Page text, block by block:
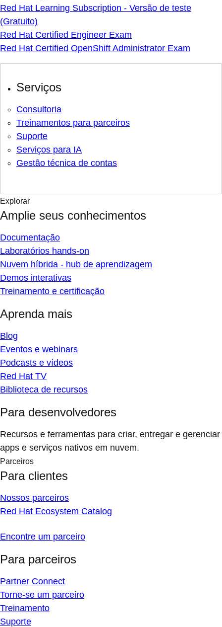
Red Hat Learning Subscription - Versão de teste
(Gratuito)
Red Hat Certified Engineer Exam
Red Hat Certified OpenShift Administrator Exam
Serviços
Consultoria
Treinamentos para parceiros
Suporte
Serviços para IA
Gestão técnica de contas
Explorar
Amplie seus conhecimentos
Documentação
Laboratórios hands-on
Nuvem híbrida - hub de aprendizagem
Demos interativas
Treinamento e certificação
Aprenda mais
Blog
Eventos e webinars
Podcasts e vídeos
Red Hat TV
Biblioteca de recursos
Para desenvolvedores
Recursos e ferramentas para criar, entregar e gerenciar
apps e serviços nativos em nuvem.
Parceiros
Para clientes
Nossos parceiros
Red Hat Ecosystem Catalog
Encontre um parceiro
Para parceiros
Partner Connect
Torne-se um parceiro
Treinamento
Suporte